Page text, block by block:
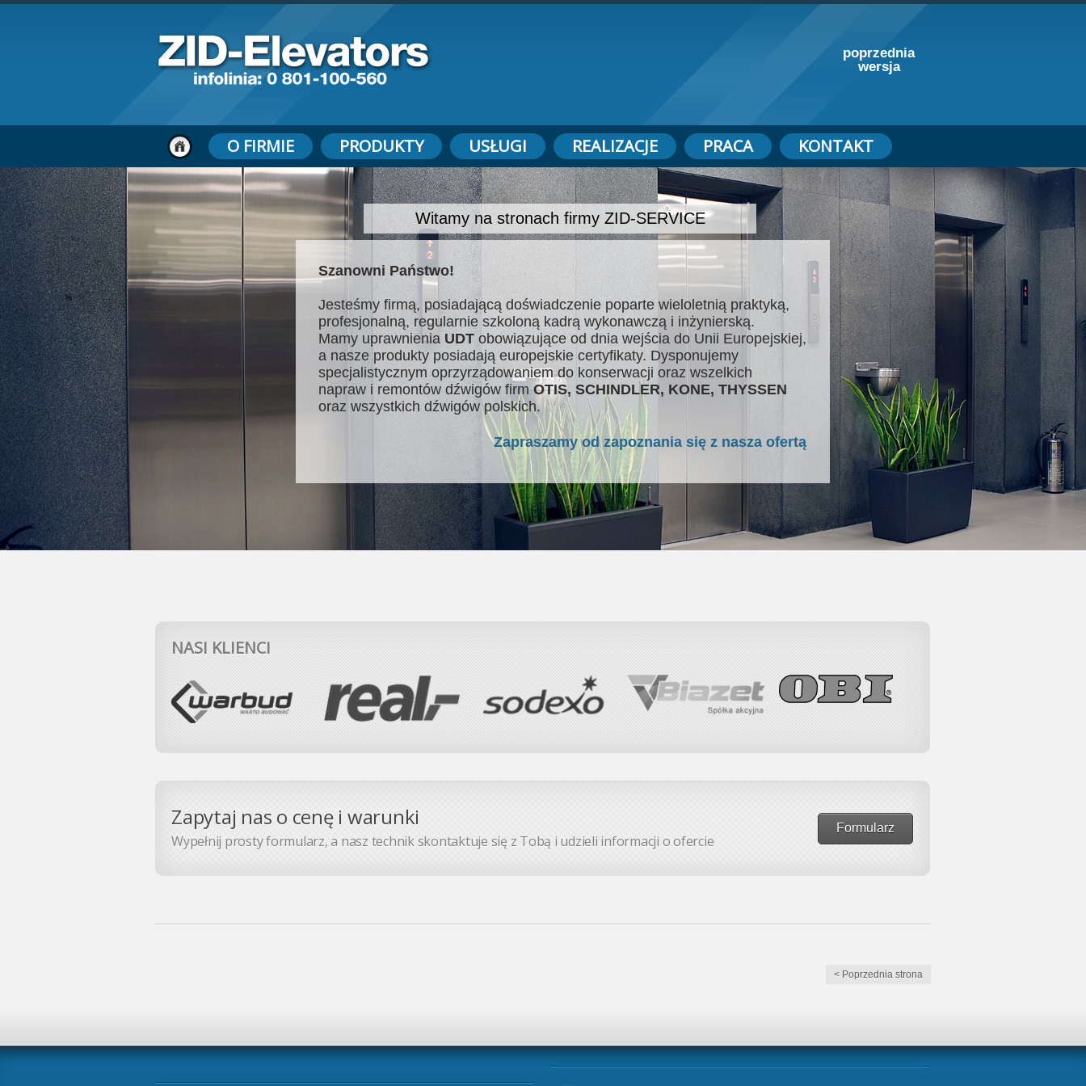
poprzednia
wersja
O FIRMIE PRODUKTY USŁUGI REALIZACJE PRACA KONTAKT
Witamy na stronach firmy ZID-SERVICE
Szanowni Państwo!
Jesteśmy firmą, posiadającą doświadczenie poparte wieloletnią praktyką,
profesjonalną, regularnie szkoloną kadrą wykonawczą i inżynierską.
Mamy uprawnienia UDT obowiązujące od dnia wejścia do Unii Europejskiej,
a nasze produkty posiadają europejskie certyfikaty. Dysponujemy
specjalistycznym oprzyrządowaniem do konserwacji oraz wszelkich
napraw i remontów dźwigów firmOTIS, SCHINDLER, KONE, THYSSEN
oraz wszystkich dźwigów polskich.
Zapraszamy od zapoznania się z nasza ofertą
NASI KLIENCI
Zapytaj nas o cenę i warunki
Wypełnij prosty formularz, a nasz technik skontaktuje się z Tobą i udzieli informacji o ofercie
Formularz
< Poprzednia strona